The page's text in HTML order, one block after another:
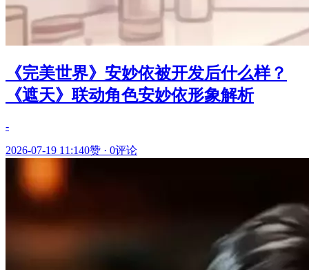
《完美世界》安妙依被开发后什么样？
《遮天》联动角色安妙依形象解析
-
2026-07-19 11:140赞 · 0评论